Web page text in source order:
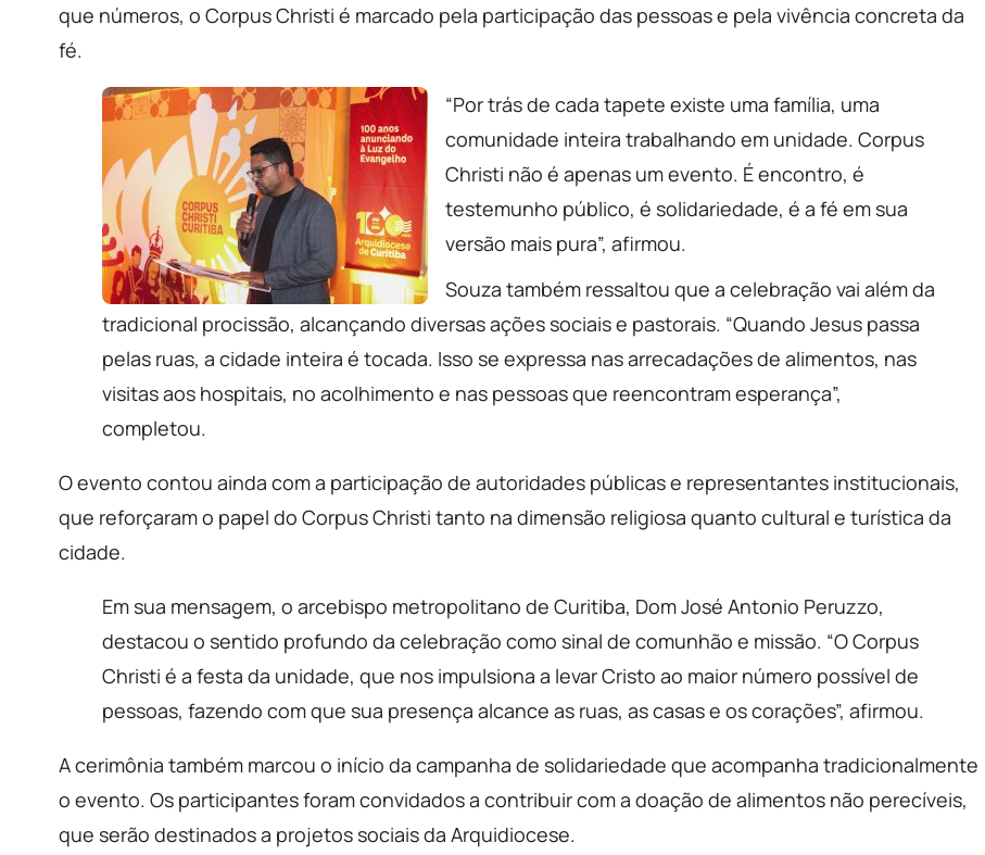
que números, o Corpus Christi é marcado pela participação das pessoas e pela vivência concreta da
fé.
“Por trás de cada tapete existe uma família, uma
comunidade inteira trabalhando em unidade. Corpus
Christi não é apenas um evento. É encontro, é
testemunho público, é solidariedade, é a fé em sua
versão mais pura”, afirmou.
Souza também ressaltou que a celebração vai além da
tradicional procissão, alcançando diversas ações sociais e pastorais. “Quando Jesus passa
pelas ruas, a cidade inteira é tocada. Isso se expressa nas arrecadações de alimentos, nas
visitas aos hospitais, no acolhimento e nas pessoas que reencontram esperança”,
completou.
O evento contou ainda com a participação de autoridades públicas e representantes institucionais,
que reforçaram o papel do Corpus Christi tanto na dimensão religiosa quanto cultural e turística da
cidade.
Em sua mensagem, o arcebispo metropolitano de Curitiba, Dom José Antonio Peruzzo,
destacou o sentido profundo da celebração como sinal de comunhão e missão. “O Corpus
Christi é a festa da unidade, que nos impulsiona a levar Cristo ao maior número possível de
pessoas, fazendo com que sua presença alcance as ruas, as casas e os corações”, afirmou.
A cerimônia também marcou o início da campanha de solidariedade que acompanha tradicionalmente
o evento. Os participantes foram convidados a contribuir com a doação de alimentos não perecíveis,
que serão destinados a projetos sociais da Arquidiocese.